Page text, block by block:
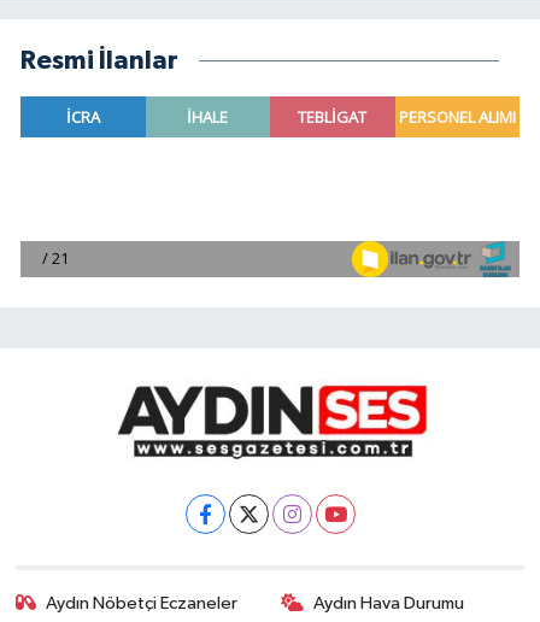
Resmi İlanlar
Aydın Nöbetçi Eczaneler Aydın Hava Durumu